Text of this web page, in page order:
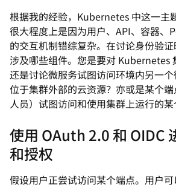
根据我的经验，Kubernetes 中这一主
很大程度上是因为用户、API、容器、
的交互机制错综复杂。在讨论身份验
涉及哪些组件。您是要对 Kubernetes
还是讨论微服务试图访问环境内另一
位于集群外部的云资源？亦或是某个
人员）试图访问和使用集群上运行的某
使用 OAuth 2.0 和 OIDC
和授权
假设用户正尝试访问某个端点。用户可